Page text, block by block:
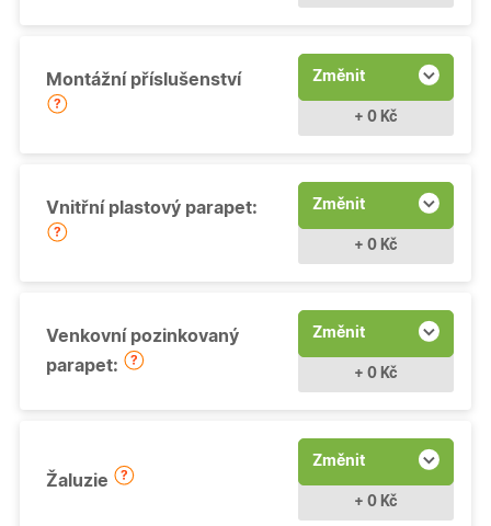
Montážní příslušenství Změnit
+ 0 Kč
Vnitřní plastový parapet: Změnit
+ 0 Kč
Venkovní pozinkovaný
parapet:
Změnit
+ 0 Kč
Žaluzie
Změnit
+ 0 Kč